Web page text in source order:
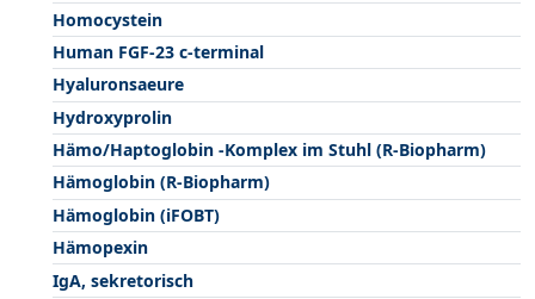
Homocystein
Human FGF-23 c-terminal
Hyaluronsaeure
Hydroxyprolin
Hämo/Haptoglobin -Komplex im Stuhl (R-Biopharm)
Hämoglobin (R-Biopharm)
Hämoglobin (iFOBT)
Hämopexin
IgA, sekretorisch